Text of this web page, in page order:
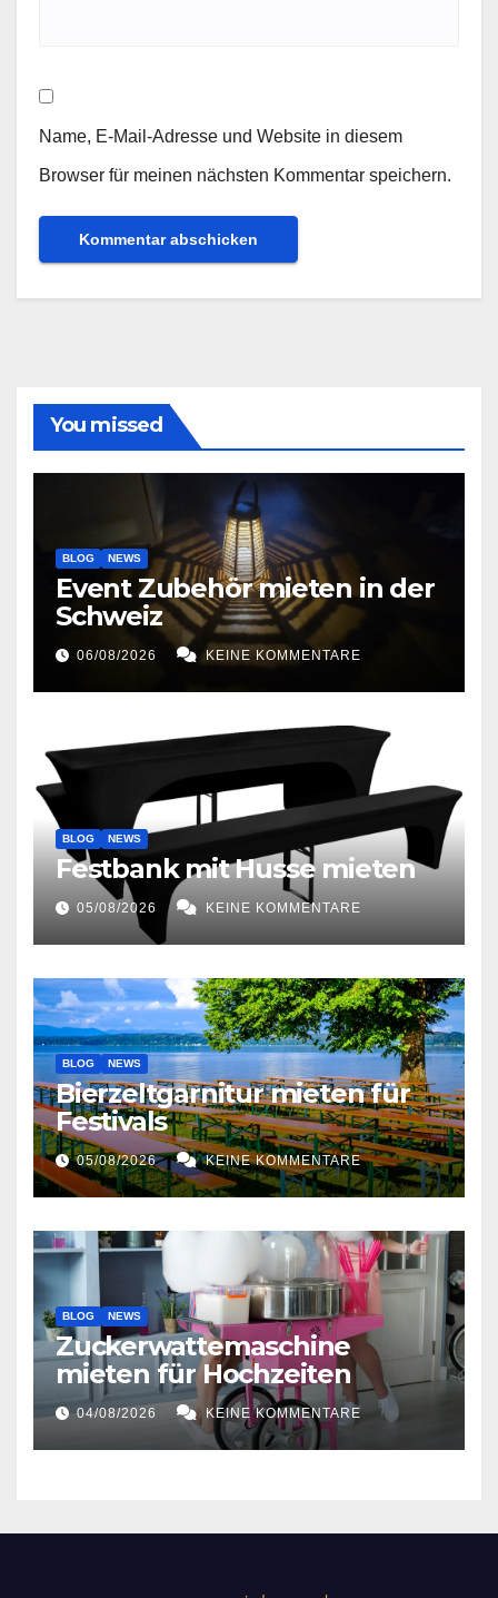
Name, E-Mail-Adresse und Website in diesem
Browser für meinen nächsten Kommentar speichern.
You missed
BLOG NEWS
Event Zubehör mieten in der
Schweiz
06/08/2026 KEINE KOMMENTARE
BLOG NEWS
Festbank mit Husse mieten
05/08/2026 KEINE KOMMENTARE
BLOG NEWS
Bierzeltgarnitur mieten für
Festivals
05/08/2026 KEINE KOMMENTARE
BLOG NEWS
Zuckerwattemaschine
mieten für Hochzeiten
04/08/2026 KEINE KOMMENTARE